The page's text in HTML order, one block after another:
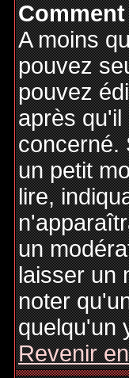
A moins
pouvez
pouvez
après
concerné.
un petit
lire,
un
laisser un
noter
quelqu'un
Revenir